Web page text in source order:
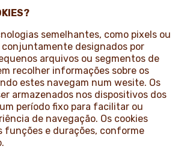
E HISTÓRIAS
semelhantes, como pixels ou
designados por
arquivos ou segmentos de
recolher informações sobre os
estes navegam num wesite. Os
armazenados nos dispositivos dos
período fixo para facilitar ou
de navegação. Os cookies
funções e durações, conforme